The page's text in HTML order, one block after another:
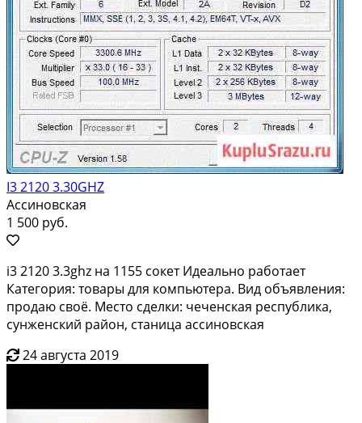
I3 2120 3.30GHZ
Ассиновская
1 500 руб.
i3 2120 3.3ghz на 1155 сокет Идеально работает
Категория: товары для компьютера. Вид объявления:
продаю своё. Место сделки: чеченская республика,
сунженский район, станица ассиновская
24 августа 2019